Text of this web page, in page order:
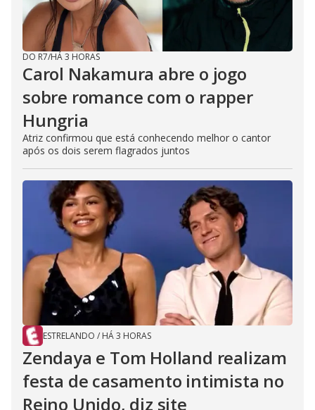
DO R7/HÁ 3 HORAS
Carol Nakamura abre o jogo
sobre romance com o rapper
Hungria
Atriz confirmou que está conhecendo melhor o cantor
após os dois serem flagrados juntos
ESTRELANDO / HÁ 3 HORAS
Zendaya e Tom Holland realizam
festa de casamento intimista no
Reino Unido, diz site